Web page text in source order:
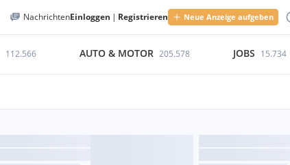
NachrichtenEinloggen | Registrieren Neue Anzeige aufgeben
112.566 AUTO & MOTOR 205.578 JOBS 15.734